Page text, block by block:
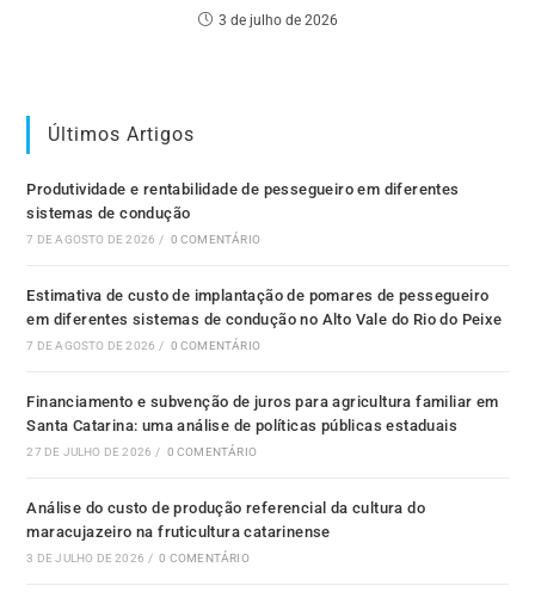
3 de julho de 2026
Últimos Artigos
Produtividade e rentabilidade de pessegueiro em diferentes
sistemas de condução
7 DE AGOSTO DE 2026 / 0 COMENTÁRIO
Estimativa de custo de implantação de pomares de pessegueiro
em diferentes sistemas de condução no Alto Vale do Rio do Peixe
7 DE AGOSTO DE 2026 / 0 COMENTÁRIO
Financiamento e subvenção de juros para agricultura familiar em
Santa Catarina: uma análise de políticas públicas estaduais
27 DE JULHO DE 2026 / 0 COMENTÁRIO
Análise do custo de produção referencial da cultura do
maracujazeiro na fruticultura catarinense
3 DE JULHO DE 2026 / 0 COMENTÁRIO